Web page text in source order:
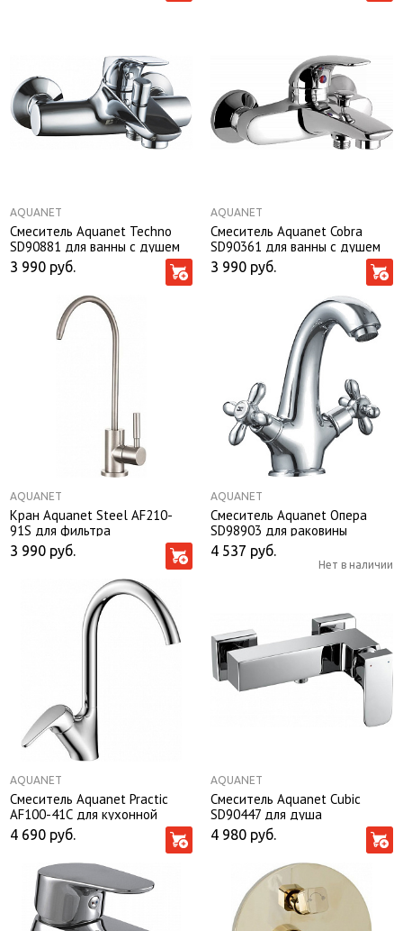
AQUANET
Смеситель Aquanet Techno
SD90881 для ванны с душем
3 990 руб.
AQUANET
Смеситель Aquanet Cobra
SD90361 для ванны с душем
3 990 руб.
AQUANET
Кран Aquanet Steel AF210-
91S для фильтра
3 990 руб.
AQUANET
Смеситель Aquanet Опера
SD98903 для раковины
4 537 руб.
Нет в наличии
AQUANET
Смеситель Aquanet Practic
AF100-41С для кухонной
мойки
4 690 руб.
AQUANET
Смеситель Aquanet Cubic
SD90447 для душа
4 980 руб.